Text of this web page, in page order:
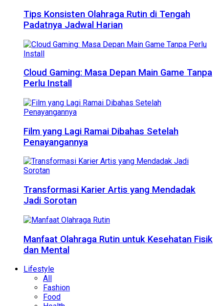
Tips Konsisten Olahraga Rutin di Tengah
Padatnya Jadwal Harian
Cloud Gaming: Masa Depan Main Game Tanpa
Perlu Install
Film yang Lagi Ramai Dibahas Setelah
Penayangannya
Transformasi Karier Artis yang Mendadak
Jadi Sorotan
Manfaat Olahraga Rutin untuk Kesehatan Fisik
dan Mental
Lifestyle
All
Fashion
Food